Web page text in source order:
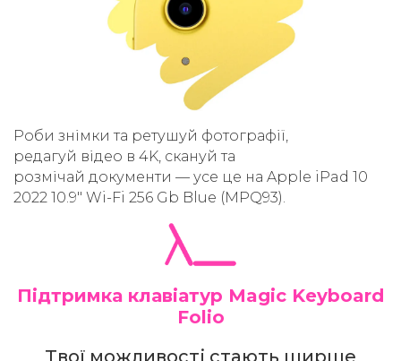
Роби знімки та ретушуй фотографії,
редагуй відео в 4K, скануй та
розмічай документи — усе це на Apple iPad 10
2022 10.9" Wi-Fi 256 Gb Blue (MPQ93).
Підтримка клавіатур Magic Keyboard
Folio